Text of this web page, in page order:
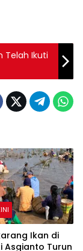
Telah Ikuti
Ikan di
Asgianto Turun